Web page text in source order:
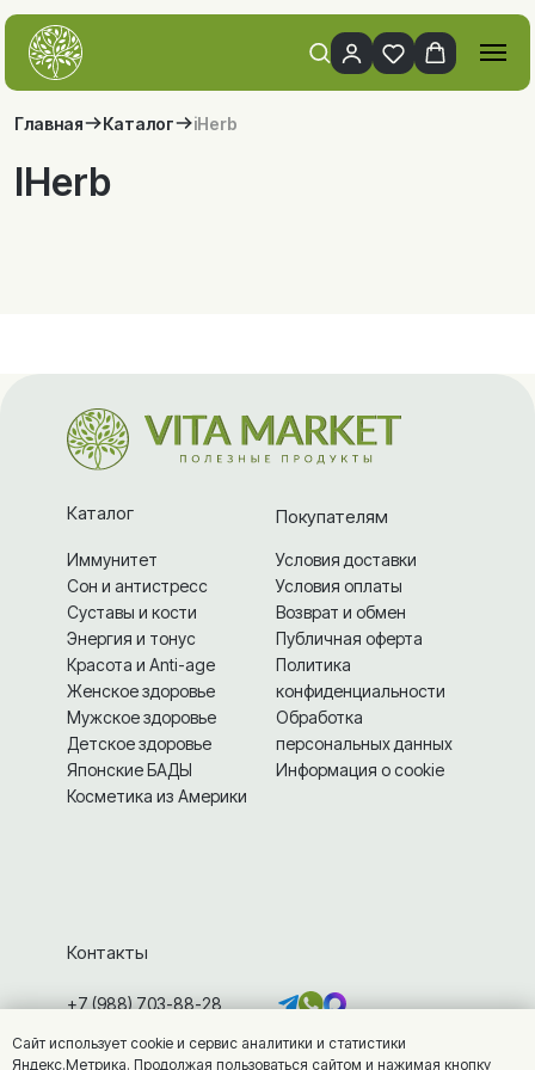
Главная Каталог iHerb
IHerb
Иммунитет
Сон и антистресс
Суставы и кости
Энергия и тонус
Красота и Anti-age
Женское здоровье
Мужское здоровье
Детское здоровье
Японские БАДЫ
Косметика из Америки
Каталог
Условия доставки
Условия оплаты
Возврат и обмен
Публичная оферта
Политика
конфиденциальности
Обработка
персональных данных
Информация о cookie
Покупателям
Контакты
+7 (988) 703-88-28
г. Железноводск, ул. Калинина, 7
Сайт использует cookie и сервис аналитики и статистики
Яндекс.Метрика. Продолжая пользоваться сайтом и нажимая кнопку